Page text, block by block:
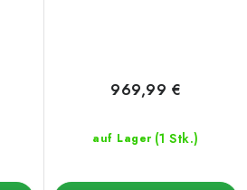
auf Lager (1 Stk.)
969,99 €